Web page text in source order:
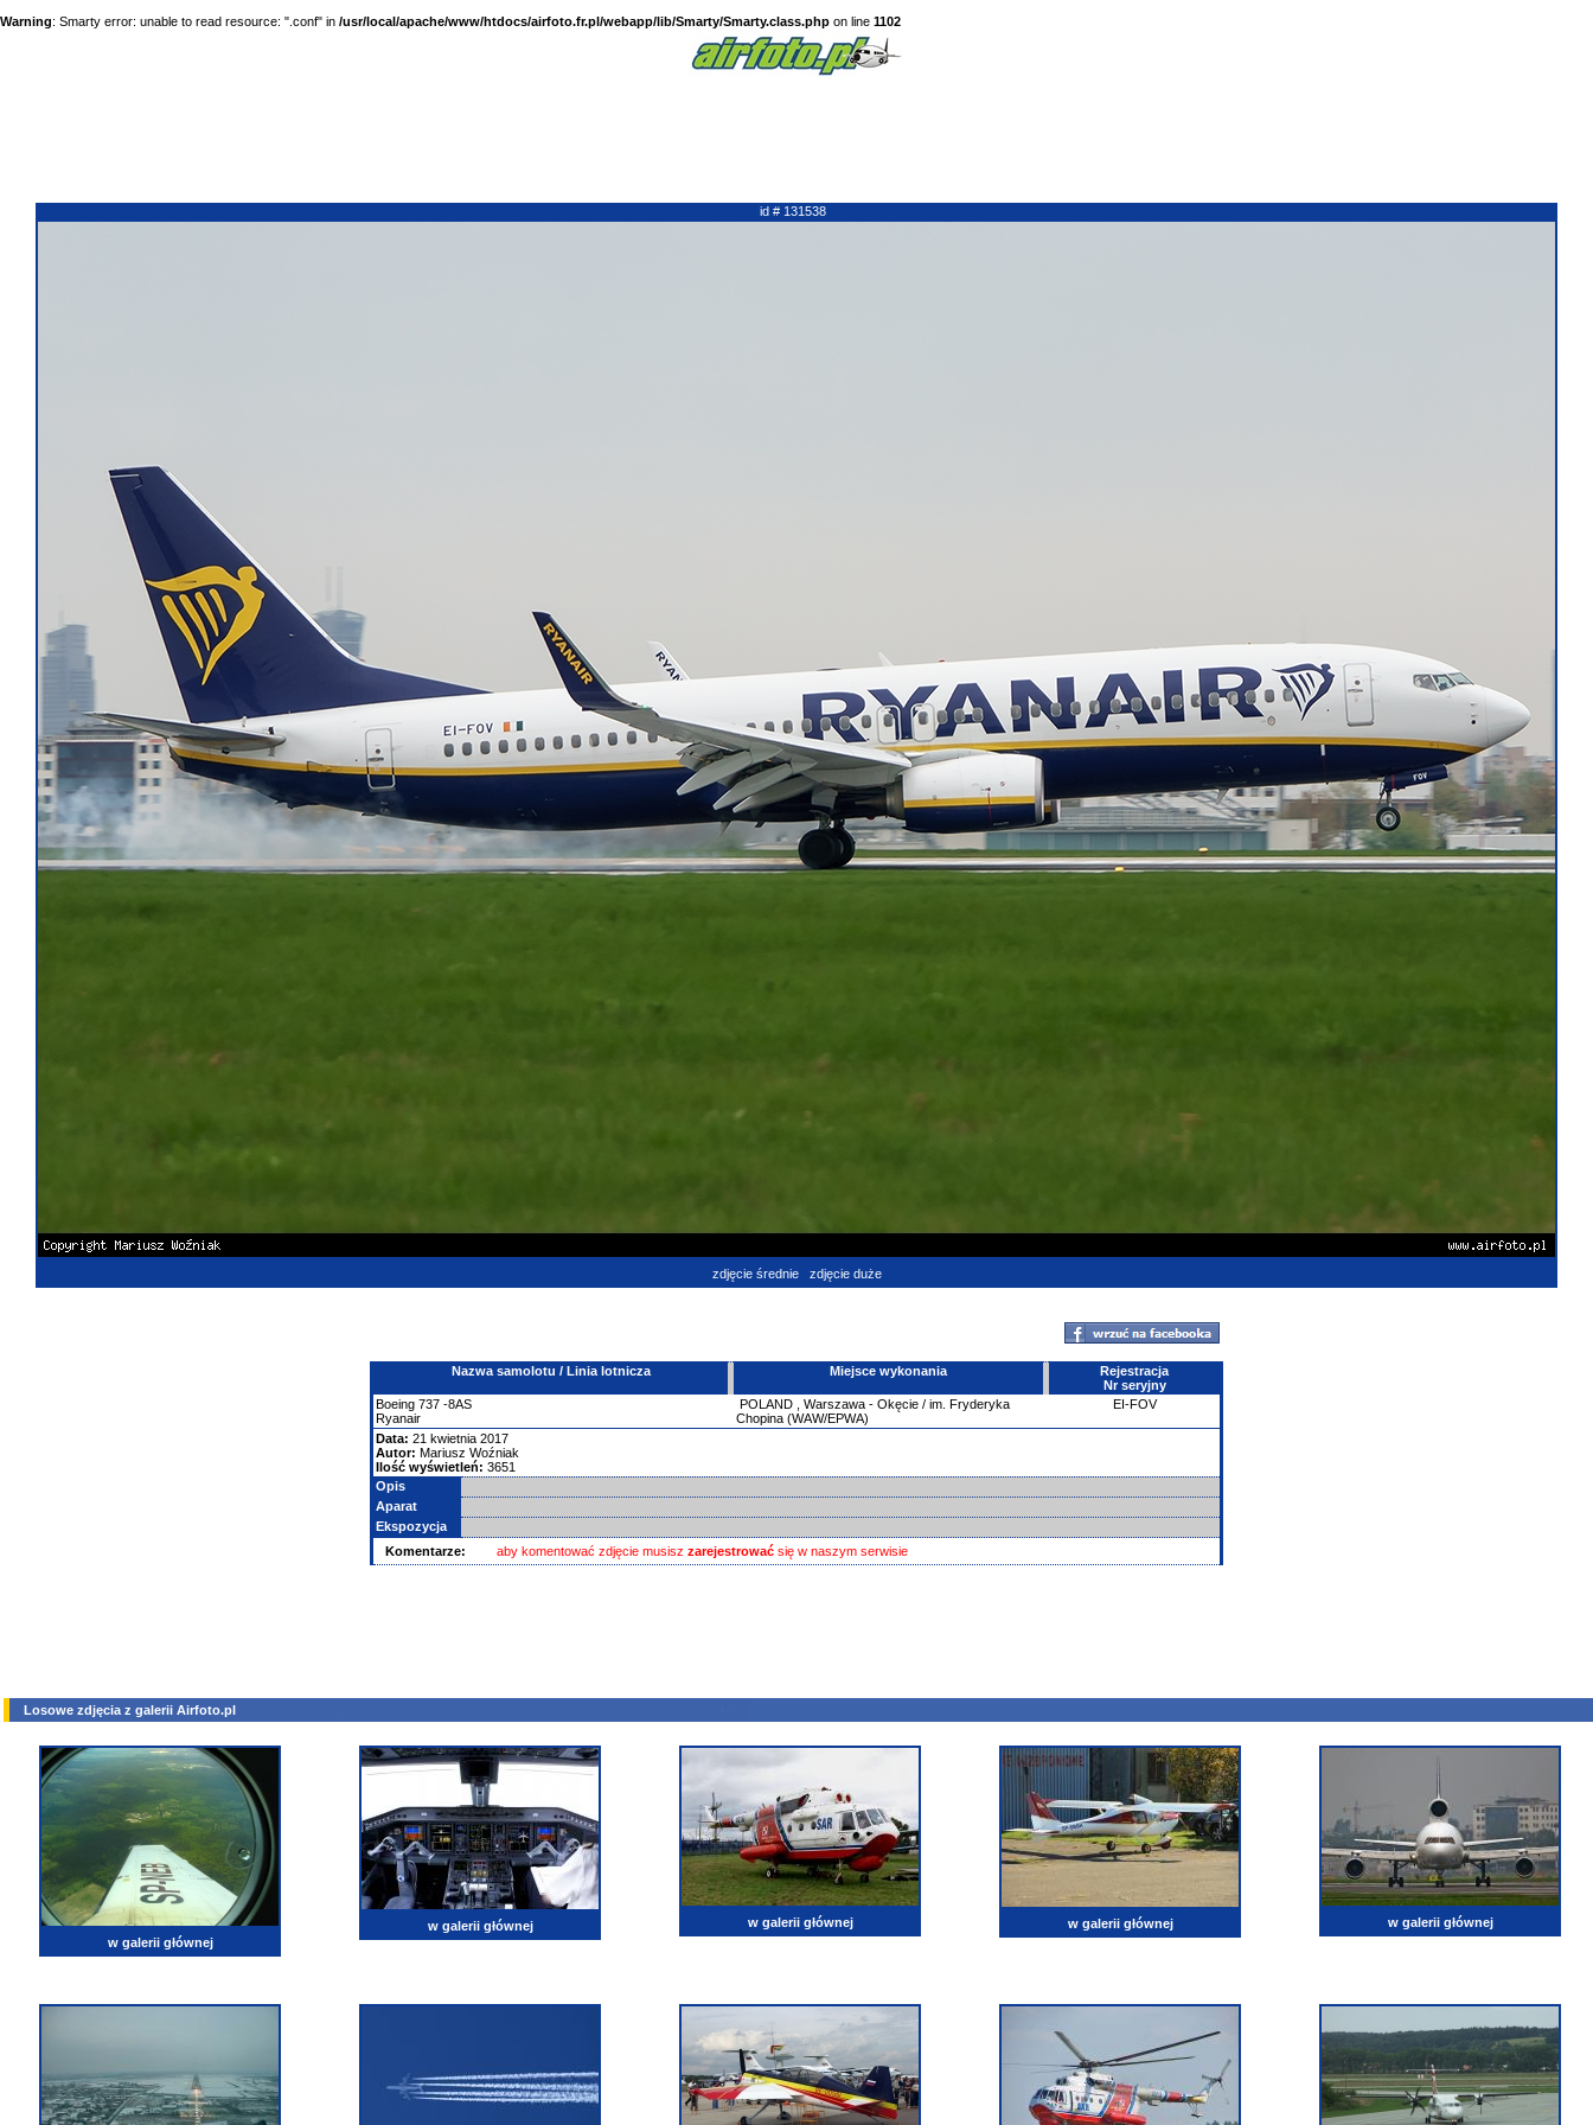
Warning: Smarty error: unable to read resource: ".conf" in /usr/local/apache/www/htdocs/airfoto.fr.pl/webapp/lib/Smarty/Smarty.class.php on line 1102
id # 131538
zdjęcie średnie zdjęcie duże
Nazwa samolotu / Linia lotnicza Miejsce wykonania
Rejestracja
Nr seryjny
Boeing 737 -8AS
Ryanair
POLAND
Warszawa - Okęcie / im. Fryderyka
Chopina (WAW/EPWA)
EI-FOV
Data: 21 kwietnia 2017
Autor: Mariusz Woźniak
Ilość wyświetleń: 3651
Opis
Aparat
Ekspozycja
Komentarze:
aby komentować zdjęcie musisz zarejestrować się w naszym serwisie
Losowe zdjęcia z galerii Airfoto.pl
w galerii głównej
w galerii głównej w galerii głównej w galerii głównej w galerii głównej